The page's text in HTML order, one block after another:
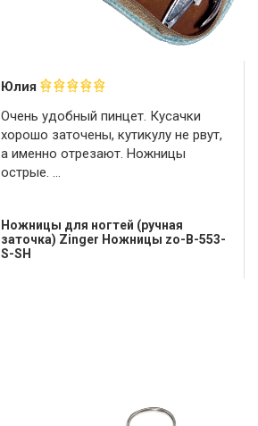
Юлия
Очень удобный пинцет. Кусачки
хорошо заточены, кутикулу не рвут,
а именно отрезают. Ножницы
острые. ...
Ножницы для ногтей (ручная
заточка) Zinger Ножницы zo-B-553-
S-SH